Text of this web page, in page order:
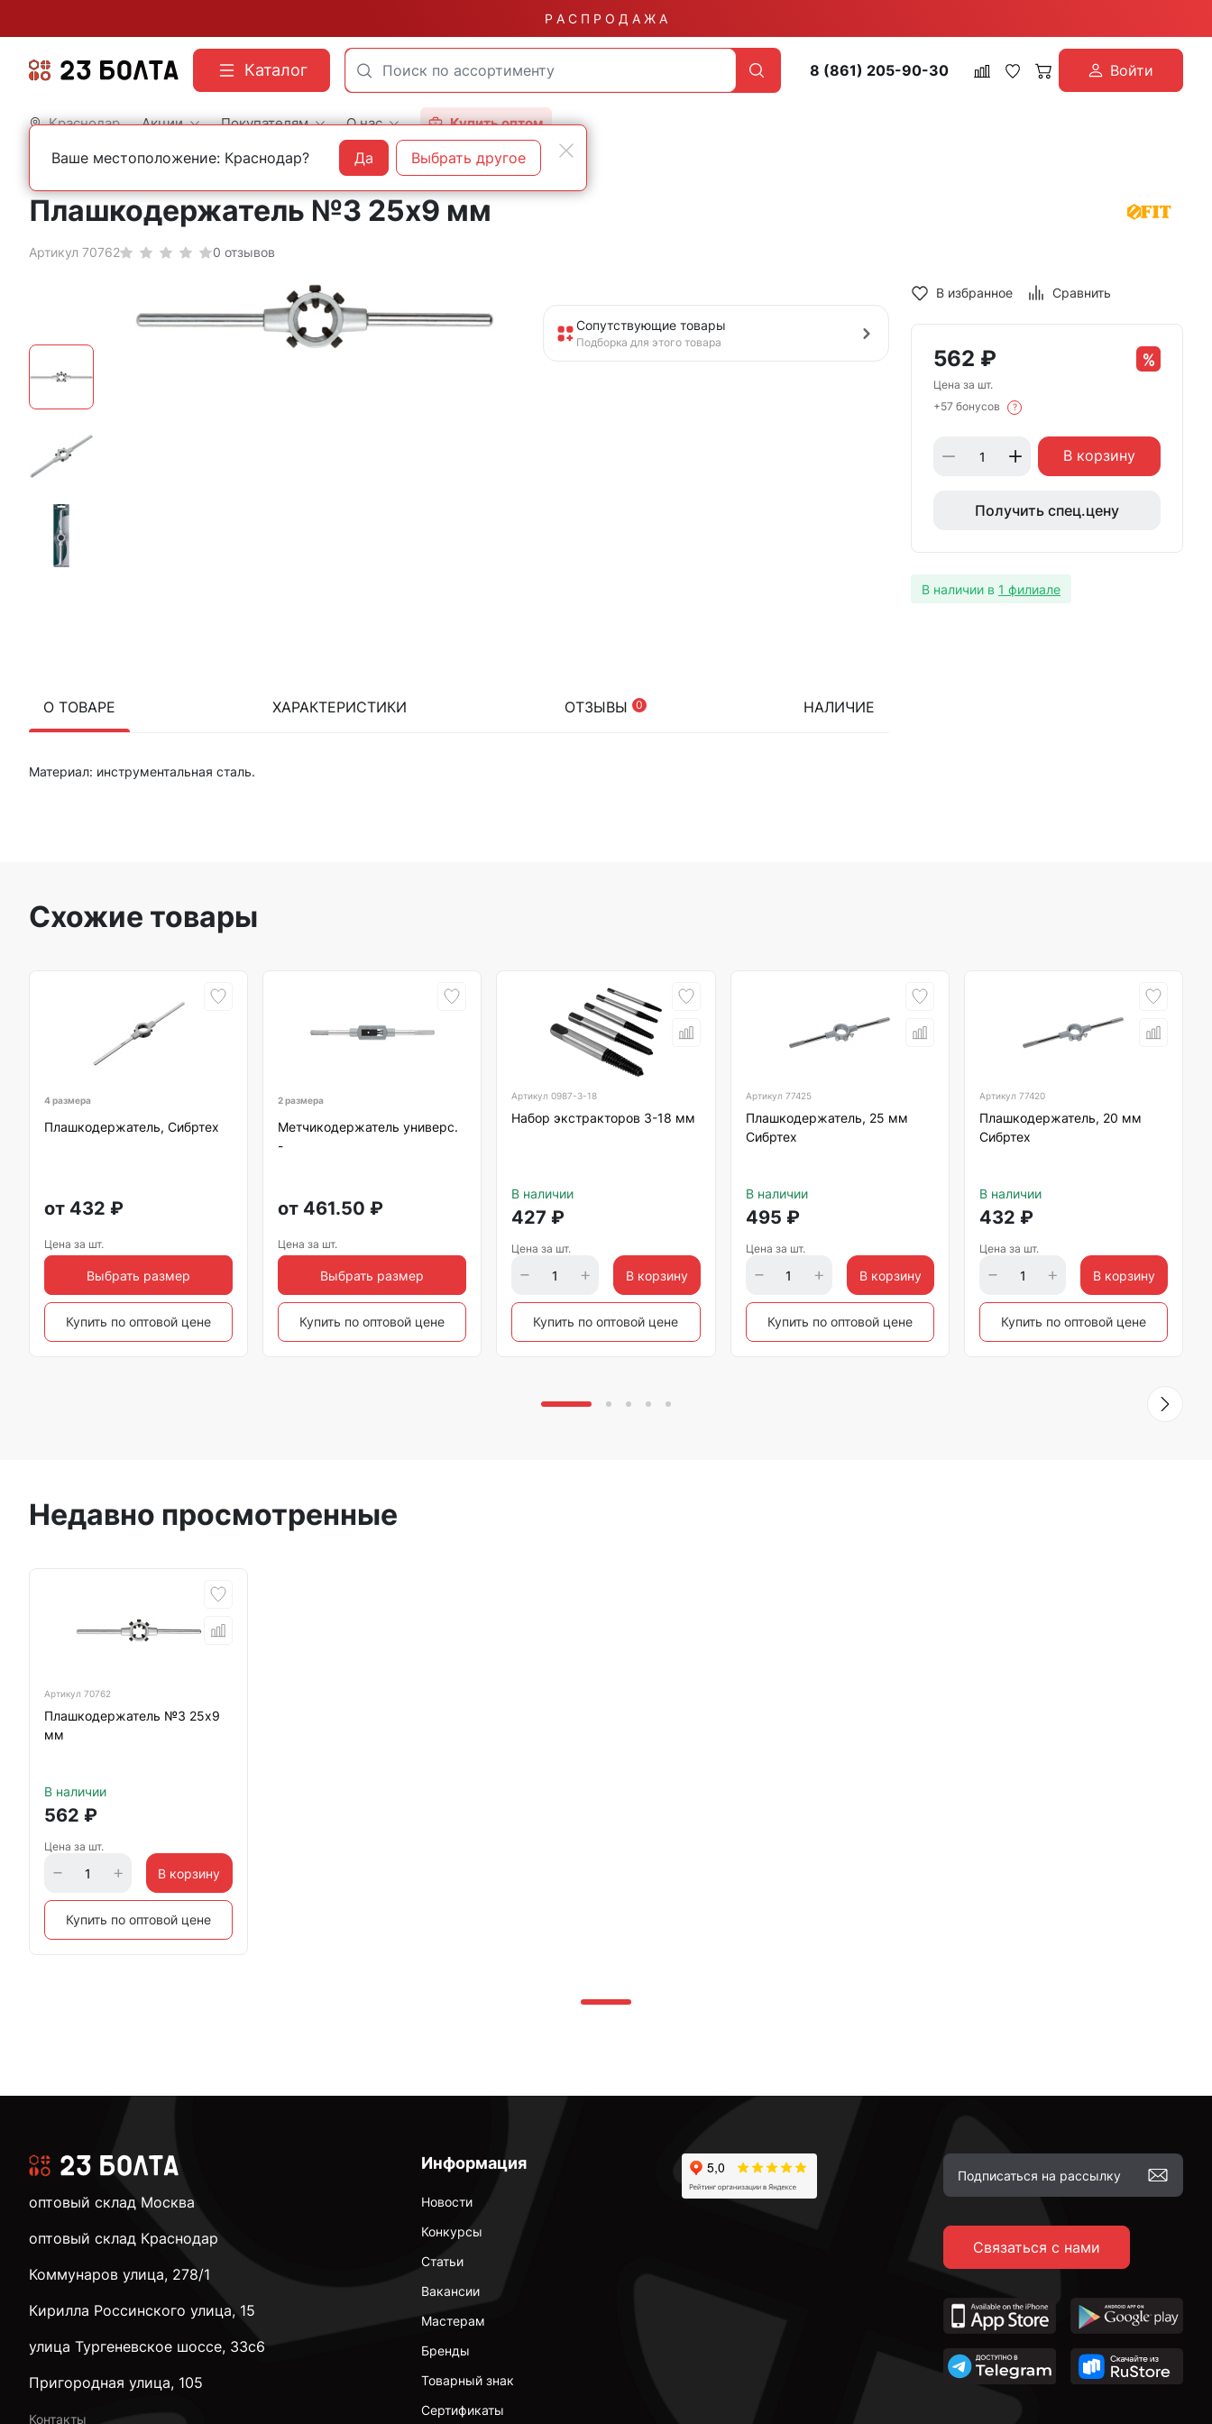
Р А С П Р О Д А Ж А
Каталог 8 (861) 205-90-30 Войти
Краснодар Акции Покупателям О нас Купить оптом
Главная Строительный инструмент Метчико и плашкодержатели
Плашкодержатель №3 25х9 мм
Артикул 70762 0 отзывов
Сопутствующие товары
Подборка для этого товара
О ТОВАРЕ ХАРАКТЕРИСТИКИ ОТЗЫВЫ 0 НАЛИЧИЕ
Материал: инструментальная сталь.
В избранное Сравнить
562 ₽
Цена за шт.
+57 бонусов
?
В корзину
Получить спец.цену
В наличии в 1 филиале
Схожие товары
4 размера
Плашкодержатель, Сибртех
от 432 ₽
Цена за шт.
Выбрать размер
Купить по оптовой цене
2 размера
Метчикодержатель универс.
-
от 461.50 ₽
Цена за шт.
Выбрать размер
Купить по оптовой цене
Артикул0987-3-18
Набор экстракторов 3-18 мм
В наличии
427 ₽
Цена за шт.
В корзину
Купить по оптовой цене
Артикул 77425
Плашкодержатель, 25 мм
Сибртех
В наличии
495 ₽
Цена за шт.
В корзину
Купить по оптовой цене
Артикул 77420
Плашкодержатель, 20 мм
Сибртех
В наличии
432 ₽
Цена за шт.
В корзину
Купить по оптовой цене
Недавно просмотренные
Артикул 70762
Плашкодержатель №3 25х9
мм
В наличии
562 ₽
Цена за шт.
В корзину
Купить по оптовой цене
Информация
Новости
Конкурсы
Статьи
Вакансии
Мастерам
Бренды
Товарный знак
Сертификаты
Связаться с нами
оптовый склад Москва
оптовый склад Краснодар
Коммунаров улица, 278/1
Кирилла Россинского улица, 15
улица Тургеневское шоссе, 33с6
Пригородная улица, 105
Контакты
Ваше местоположение: Краснодар? Да Выбрать другое